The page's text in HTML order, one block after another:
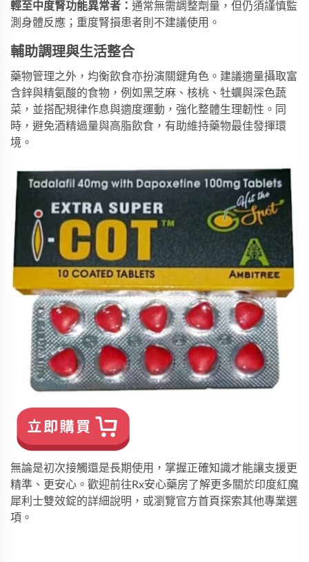
輕至中度腎功能異常者： 通常無需調整劑量，但仍須謹慎監
測身體反應；重度腎損患者則不建議使用。
輔助調理與生活整合
藥物管理之外，均衡飲食亦扮演關鍵角色。建議適量攝取富
含鋅與精氨酸的食物，例如黑芝麻、核桃、牡蠣與深色蔬
菜，並搭配規律作息與適度運動，強化整體生理韌性。同
時，避免酒精過量與高脂飲食，有助維持藥物最佳發揮環
境。
無論是初次接觸還是長期使用，掌握正確知識才能讓支援更
精準、更安心。歡迎前往 Rx安心藥房 了解更多關於印度紅魔
犀利士雙效錠的詳細說明，或瀏覽官方首頁探索其他專業選
項。